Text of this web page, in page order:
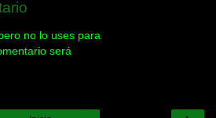
no lo uses para
será